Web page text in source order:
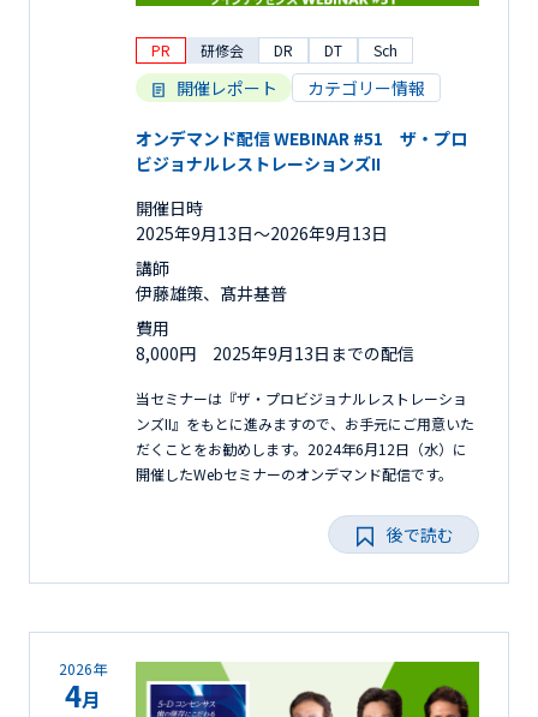
PR 研修会 DR DT Sch
開催レポート カテゴリー情報
オンデマンド配信 WEBINAR #51 ザ・プロ
ビジョナルレストレーションズII
開催日時
2025年9月13日〜2026年9月13日
講師
伊藤雄策、髙井基普
費用
8,000円 2025年9月13日までの配信
当セミナーは『ザ・プロビジョナルレストレーショ
ンズII』をもとに進みますので、お手元にご用意いた
だくことをお勧めします。2024年6月12日（水）に
開催したWebセミナーのオンデマンド配信です。
後で読む
2026年
4月